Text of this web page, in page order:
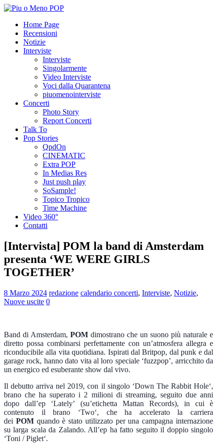
Home Page
Recensioni
Notizie
Interviste
Interviste
Singolarmente
Video Interviste
Voci dalla Quarantena
piuomenointerviste
Concerti
Photo Story
Report Concerti
Talk To
Pop Stories
QpdOn
CINEMATIC
Extra POP
In Medias Res
Just push play
SoSample!
Topico Tropico
Time Machine
Video 360°
Contatti
[Intervista] POM la band di Amsterdam
presenta ‘WE WERE GIRLS
TOGETHER’
8 Marzo 2024 redazione calendario concerti, Interviste, Notizie,
Nuove uscite 0
Band di Amsterdam, POM dimostrano che un suono più naturale e
diretto possa combinarsi perfettamente con un’atmosfera allegra e
riconducibile alla vita quotidiana. Ispirati dal Britpop, dal punk e dal
garage rock, hanno dato vita al loro speciale ‘fuzzpop’, arricchito da
un energico ed esuberante show dal vivo.
Il debutto arriva nel 2019, con il singolo ‘Down The Rabbit Hole‘,
brano che ha superato i 2 milioni di streaming, seguito due anni
dopo dall’ep ‘Lately’ (su’etichetta Mattan Records), in cui è
contenuto il brano ‘Two‘, che ha accelerato la carriera
dei POMquando è stato utilizzato per una campagna internazione
su larga scala da Zalando. All’ep ha fatto seguito il doppio singolo
‘Toni / Piglet‘.